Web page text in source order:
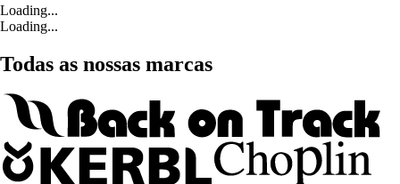
Loading...
Loading...
Todas as nossas marcas